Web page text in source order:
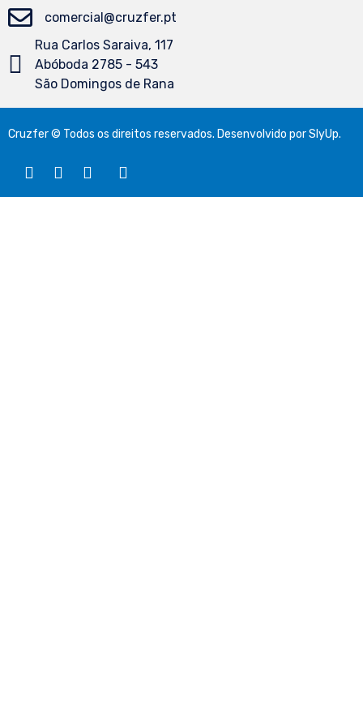
comercial@cruzfer.pt
Rua Carlos Saraiva, 117
Abóboda 2785 - 543
São Domingos de Rana
Cruzfer © Todos os direitos reservados. Desenvolvido porSlyUp.